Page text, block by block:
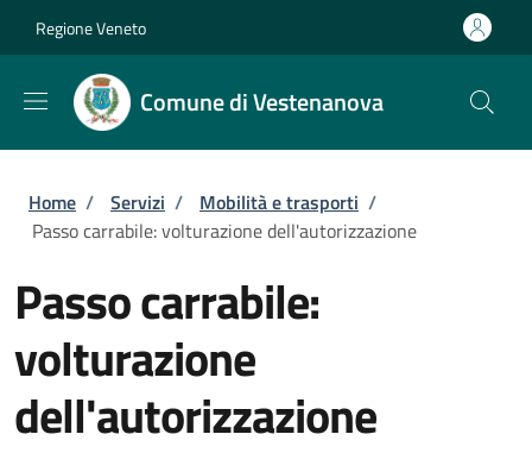
Regione Veneto
Comune di Vestenanova
Briciole di pane
Home / Servizi / Mobilità e trasporti /
Passo carrabile: volturazione dell'autorizzazione
Passo carrabile:
volturazione
dell'autorizzazione